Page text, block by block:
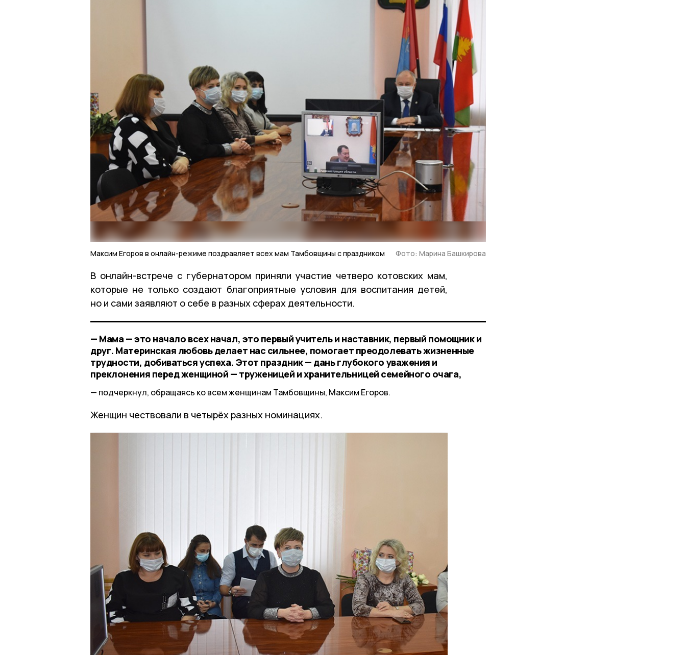
Максим Егоров в онлайн-режиме поздравляет всех мам Тамбовщины с праздником Фото: Марина Башкирова
В онлайн-встрече с губернатором приняли участие четверо котовских мам,
которые не только создают благоприятные условия для воспитания детей,
но и сами заявляют о себе в разных сферах деятельности.
— Мама — это начало всех начал, это первый учитель и наставник, первый помощник и
друг. Материнская любовь делает нас сильнее, помогает преодолевать жизненные
трудности, добиваться успеха. Этот праздник — дань глубокого уважения и
преклонения перед женщиной — труженицей и хранительницей семейного очага,
подчеркнул, обращаясь ко всем женщинам Тамбовщины, Максим Егоров.
Женщин чествовали в четырёх разных номинациях.